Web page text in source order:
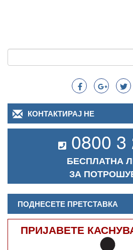
Search
Пребарување
КОНТАКТИРАЈ НЕ
0800 3
БЕСПЛАТНА
ЗА
ПОДНЕСЕТЕ ПРЕТСТАВКА
ПРИЈАВЕТЕ